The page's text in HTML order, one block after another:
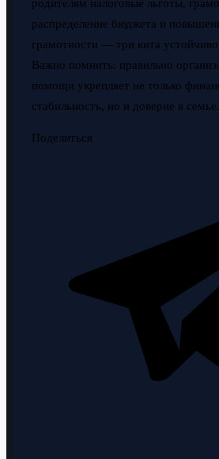
родителям налоговые льготы,
распределение бюджета и
грамотности — три кита
Важно помнить: правильно
помощи укрепляет не только
стабильность, но и доверие в семье.
Поделиться